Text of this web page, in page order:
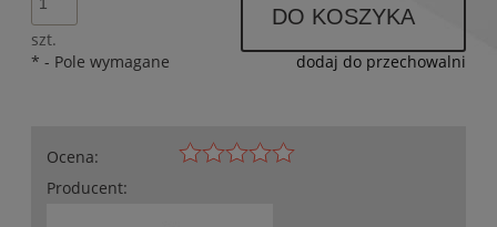
szt.
DO KOSZYKA
dodaj do przechowalni
* - Pole wymagane
Ocena:
Producent: